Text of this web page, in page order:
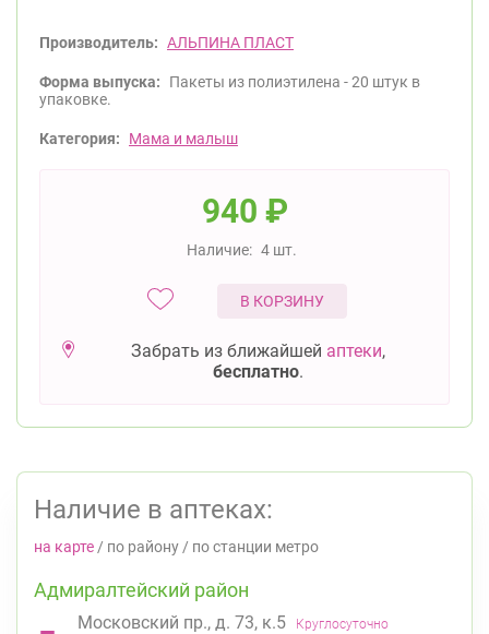
Производитель: АЛЬПИНА ПЛАСТ
Форма выпуска:
Пакеты из полиэтилена - 20 штук в
упаковке.
Категория: Мама и малыш
940 ₽
Наличие: 4 шт.
В КОРЗИНУ
Забрать из ближайшей аптеки,
бесплатно.
Наличие в аптеках:
на карте / по району / по станции метро
Адмиралтейский район
Московский пр., д. 73, к.5 Круглосуточно